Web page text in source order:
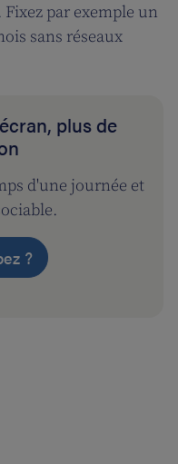
par exemple un
sans réseaux
plus de
d'une journée et
?